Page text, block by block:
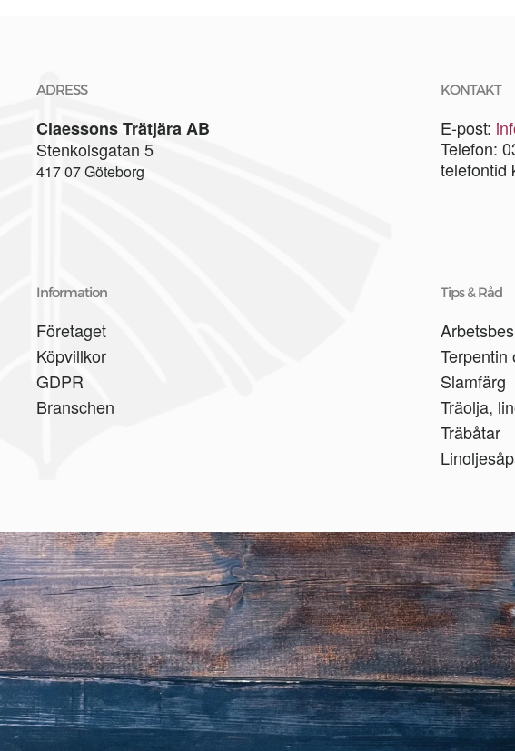
ADRESS
Claessons Trätjära AB
Stenkolsgatan 5
417 07 Göteborg
KONTAKT
E-post:
Telefon:
telefontid
Information
Företaget
Köpvillkor
GDPR
Branschen
Tips & Råd
Terpentin
Slamfärg
Träolja,
Träbåtar